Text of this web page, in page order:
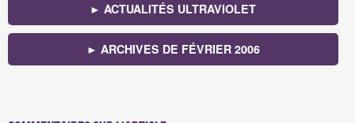
► ACTUALITÉS ULTRAVIOLET
► ARCHIVES DE FÉVRIER 2006